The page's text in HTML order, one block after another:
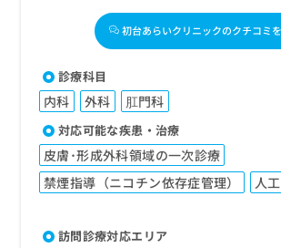
初台あらいクリニックのクチコミ
診療科目
内科 外科 肛門科
対応可能な疾患・治療
皮膚･形成外科領域の一次診療
禁煙指導（ニコチン依存症管理）
人
訪問診療対応エリア